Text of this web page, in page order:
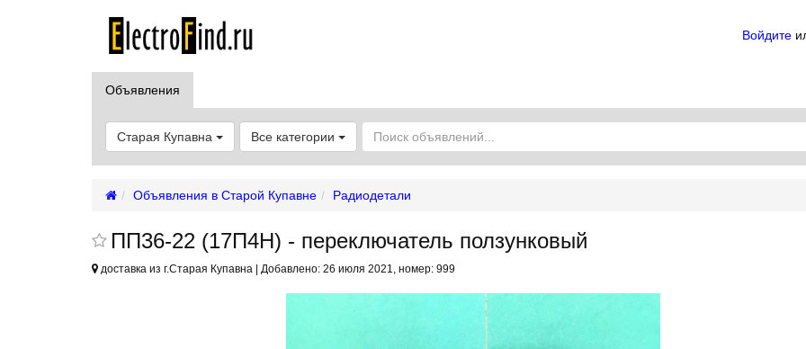
Войдите
Объявления
Старая Купавна Все категории
Объявления в Старой Купавне Радиодетали
ПП36-22 (17П4Н) - переключатель ползунковый
доставка из г.Старая Купавна | Добавлено: 26 июля 2021, номер: 999